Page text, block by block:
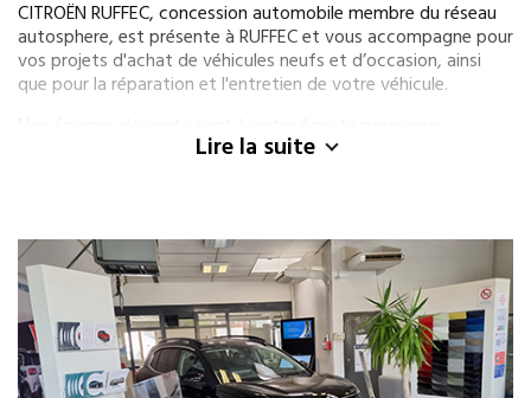
CITROËN RUFFEC, concession automobile membre du réseau
autosphere, est présente à RUFFEC et vous accompagne pour
vos projets d'achat de véhicules neufs et d’occasion, ainsi
que pour la réparation et l'entretien de votre véhicule.
conseiller dans votre recherche d’un véhicule neuf CITROËN ou
Nos spécialistes CITROËN sont également présents tout au
long de la vie de votre véhicule pour les prestations
d’entretien, réparation et carrosserie. Notre magasin de
pièces de rechange vous propose également des pièces
détachées et des accessoires CITROËN pour l'équipement de
votre véhicule.
Lire la suite